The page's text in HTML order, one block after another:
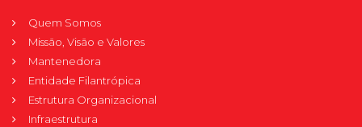
Quem Somos
Missão, Visão e Valores
Mantenedora
Entidade Filantrópica
Estrutura Organizacional
Infraestrutura